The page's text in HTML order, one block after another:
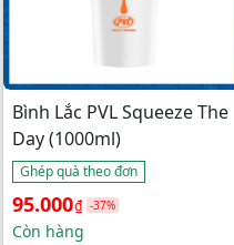
Bình Lắc PVL Squeeze The
Day (1000ml)
Ghép quà theo đơn
Giá
gốc
95.000₫
Giá
hiện
-37%
Còn hàng